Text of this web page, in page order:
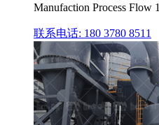
Manufaction Process
联系电话: 180 3780 8511